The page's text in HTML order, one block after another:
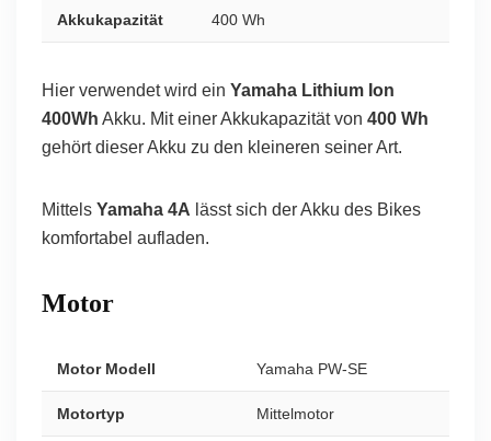
Akkukapazität 400 Wh
Hier verwendet wird ein Yamaha Lithium Ion
400Wh Akku. Mit einer Akkukapazität von 400 Wh
gehört dieser Akku zu den kleineren seiner Art.
Mittels Yamaha 4A lässt sich der Akku des Bikes
komfortabel aufladen.
Motor
Motor Modell Yamaha PW-SE
Motortyp Mittelmotor